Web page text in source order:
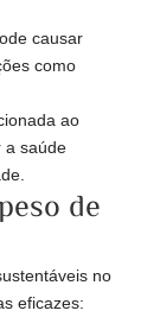
causar
como
ao
a saúde
de
no
eficazes: